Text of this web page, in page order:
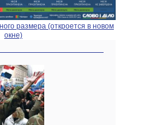
размера (откроется в новом
окне)